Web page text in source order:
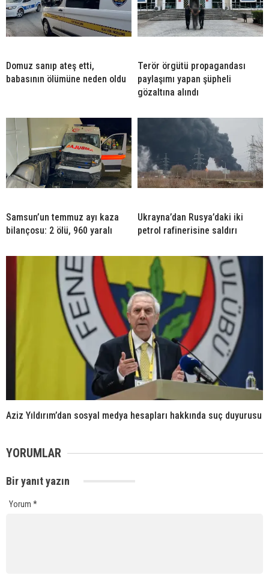
Domuz sanıp ateş etti,
babasının ölümüne neden oldu
Terör örgütü propagandası
paylaşımı yapan şüpheli
gözaltına alındı
Samsun’un temmuz ayı kaza
bilançosu: 2 ölü, 960 yaralı
Ukrayna’dan Rusya’daki iki
petrol rafinerisine saldırı
Aziz Yıldırım’dan sosyal medya hesapları hakkında suç duyurusu
YORUMLAR
Bir yanıt yazın
Yorum *